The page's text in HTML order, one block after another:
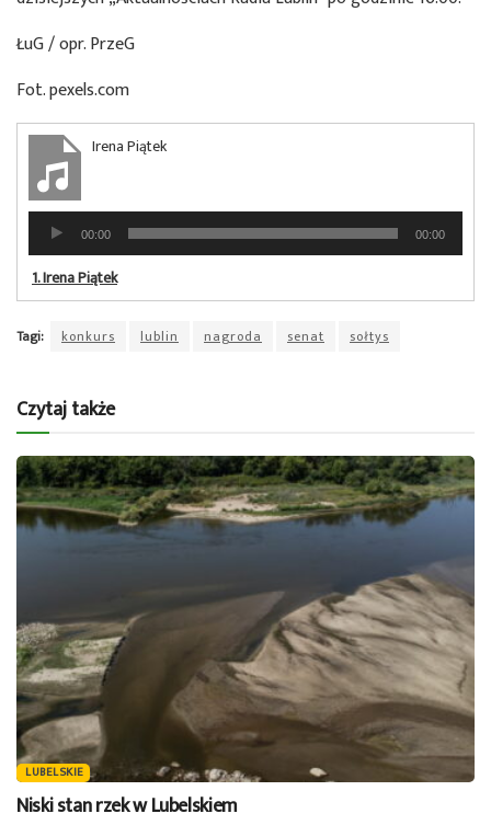
ŁuG / opr. PrzeG
Fot. pexels.com
Irena Piątek
Odtwarzacz
plików
dźwiękowych
00:00 00:00
1.Irena Piątek
Tagi: konkurs lublin nagroda senat sołtys
Czytaj także
LUBELSKIE
Niski stan rzek w Lubelskiem